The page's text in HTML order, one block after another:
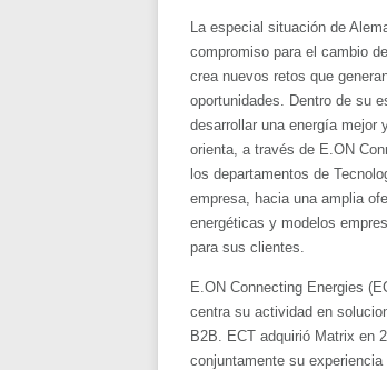
La especial situación de
compromiso para el cambio
crea nuevos retos que
oportunidades. Dentro de su
desarrollar una energía mejor
orienta, a través de E.ON
los departamentos de
empresa, hacia una amplia
energéticas y modelos
para sus clientes.
E.ON Connecting Energies
centra su actividad en
B2B. ECT adquirió Matrix en
conjuntamente su